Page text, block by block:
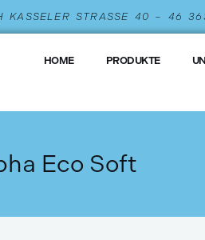
STRASSE 40 – 46
HOME PRODUKTE
Eco Soft